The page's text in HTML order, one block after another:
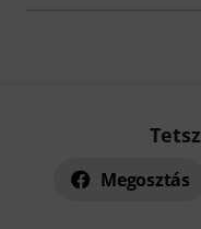
Megosztás